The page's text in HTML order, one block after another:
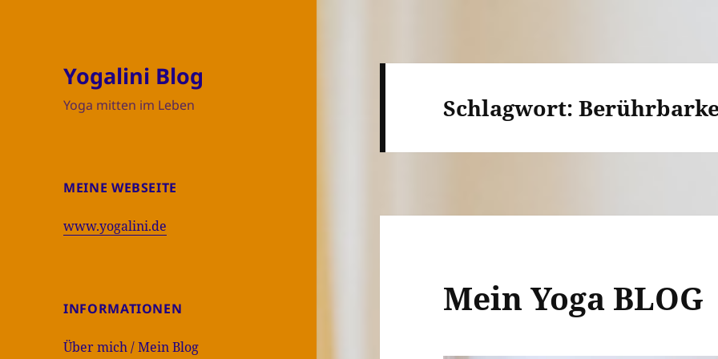
Yogalini Blog
Yoga mitten im Leben
MEINE WEBSEITE
www.yogalini.de
INFORMATIONEN
Über mich / Mein Blog
Schlagwort:
Mein Yoga BLOG